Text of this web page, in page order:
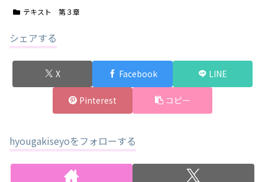
テキスト 第３章
シェアする
X Facebook LINE
Pinterest コピー
hyougakiseyoをフォローする